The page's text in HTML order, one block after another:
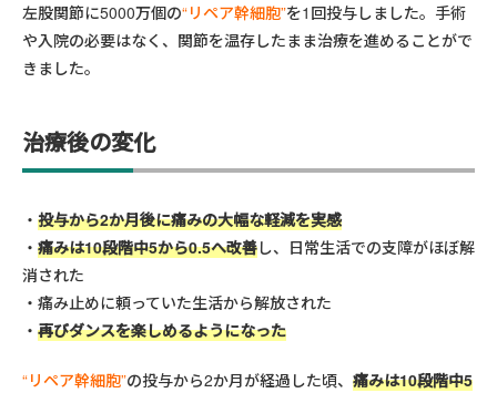
左股関節に5000万個の“リペア幹細胞”を1回投与しました。手術
や入院の必要はなく、関節を温存したまま治療を進めることがで
きました。
治療後の変化
投与から2か月後に痛みの大幅な軽減を実感
痛みは10段階中5から0.5へ改善し、日常生活での支障がほぼ解
消された
痛み止めに頼っていた生活から解放された
再びダンスを楽しめるようになった
“リペア幹細胞”の投与から2か月が経過した頃、 痛みは10段階中5